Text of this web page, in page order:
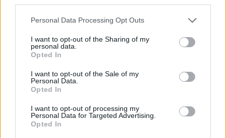
Please note that this website/app uses one or more Google
not limited to your visit or usage behaviour. You may click to
grant or deny consent to Google and its third-party tags to
use your data for below specified purposes in below Google
consent section.
Personal Data Processing Opt Outs
I want to opt-out of the Sharing of my
personal data.
Opted In
I want to opt-out of the Sale of my
Personal Data.
Opted In
I want to opt-out of processing my
Personal Data for Targeted Advertising.
Opted In
24.06.2025 08:36
Ομάδα
Flash.gr